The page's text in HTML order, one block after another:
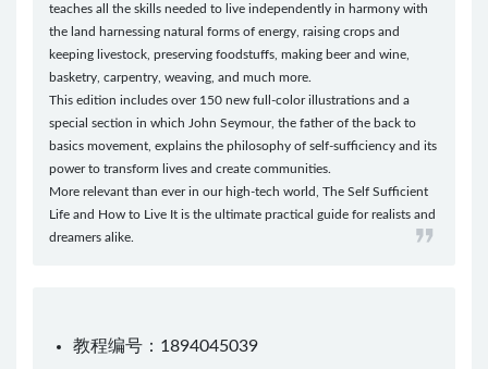
teaches all the skills needed to live independently in harmony with
the land harnessing natural forms of energy, raising crops and
keeping livestock, preserving foodstuffs, making beer and wine,
basketry, carpentry, weaving, and much more.
This edition includes over 150 new full-color illustrations and a
special section in which John Seymour, the father of the back to
basics movement, explains the philosophy of self-sufficiency and its
power to transform lives and create communities.
More relevant than ever in our high-tech world, The Self Sufficient
Life and How to Live It is the ultimate practical guide for realists and
dreamers alike.
教程编号：1894045039